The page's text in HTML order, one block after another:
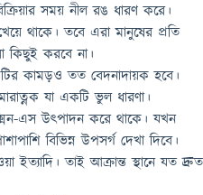
সময় নীল রঙ ধারণ করে।
থাকে। তবে এরা মানুষের প্রতি
কিছুই করবে না।
কামড়ও তত বেদনাদায়ক হবে।
যা একটি ভুল ধারণা।
এস উৎপাদন করে থাকে। যখন
বিভিন্ন উপসর্গ দেখা দিবে।
ইত্যাদি। তাই আক্রান্ত স্থানে যত দ্রুত